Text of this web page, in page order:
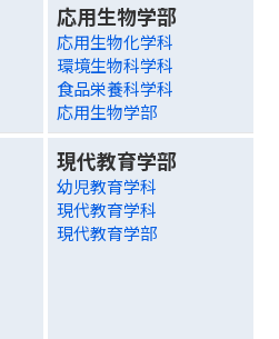
応用生物学部
応用生物化学科
環境生物科学科
食品栄養科学科
応用生物学部
現代教育学部
幼児教育学科
現代教育学科
現代教育学部